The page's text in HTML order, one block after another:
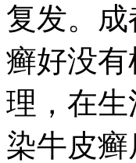
复发。
癣好没
理，在
染牛皮